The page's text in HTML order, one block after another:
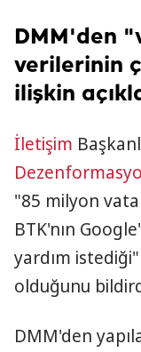
DMM'den
verilerinin
ilişkin
İletişim
"85 milyon
BTK'nın
yardım
olduğunu
DMM'den